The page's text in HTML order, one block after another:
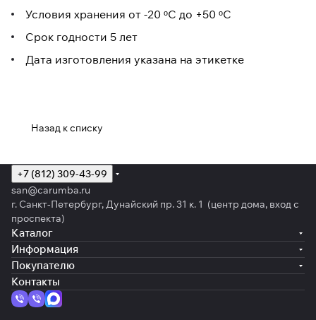
Условия хранения от -20 ᵒС до +50 ᵒС
Срок годности 5 лет
Дата изготовления указана на этикетке
Назад к списку
+7 (812) 309-43-99
san@carumba.ru
г. Санкт-Петербург, Дунайский пр. 31 к. 1 (центр дома, вход с
проспекта)
Каталог
Информация
Покупателю
Контакты